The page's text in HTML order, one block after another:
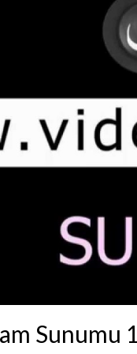
Sunumu